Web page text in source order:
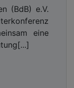
(BdB) e.V.
eine